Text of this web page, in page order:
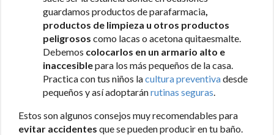
guardamos productos de parafarmacia
productos de limpieza u otros productos
peligrosos como lacas o acetona quitaesmalte.
Debemos colocarlos en un armario alto e
inaccesiblepara los más pequeños de la casa.
Practica con tus niños lacultura preventivadesde
pequeños y así adoptaránrutinas seguras
Estos son algunos consejos muy recomendables para
evitar accidentes que se pueden producir en tu baño.